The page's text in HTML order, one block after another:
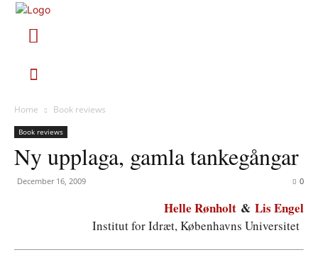
Home Book reviews
Book reviews
Ny upplaga, gamla tankegångar
December 16, 2009 0
Helle Rønholt & Lis Engel
Institut for Idræt, Københavns Universitet